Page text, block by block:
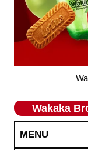
Wakaka
MENU